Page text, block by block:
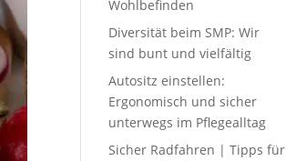
Wohlbefinden
Diversität beim SMP: Wir
sind bunt und vielfältig
Autositz einstellen:
Ergonomisch und sicher
unterwegs im Pflegealltag
Sicher Radfahren | Tipps für